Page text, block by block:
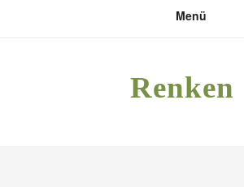
Menü
Renken